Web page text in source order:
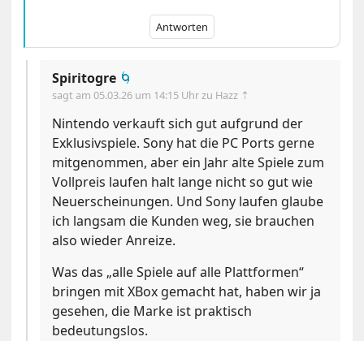
Antworten
Spiritogre 🌀
sagt am05.03.26 um 14:15 Uhrzu Hazz ⇡
Nintendo verkauft sich gut aufgrund der
Exklusivspiele. Sony hat die PC Ports gerne
mitgenommen, aber ein Jahr alte Spiele zum
Vollpreis laufen halt lange nicht so gut wie
Neuerscheinungen. Und Sony laufen glaube
ich langsam die Kunden weg, sie brauchen
also wieder Anreize.
Was das „alle Spiele auf alle Plattformen“
bringen mit XBox gemacht hat, haben wir ja
gesehen, die Marke ist praktisch
bedeutungslos.